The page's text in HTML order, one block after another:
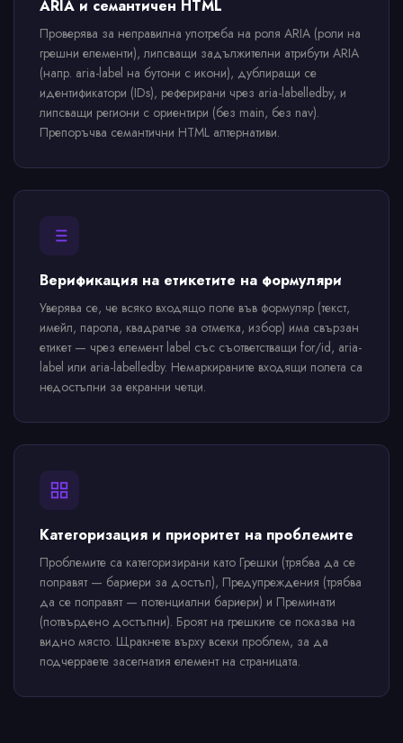
ARIA и семантичен HTML
Проверява за неправилна употреба на роля ARIA (роли на
грешни елементи), липсващи задължителни атрибути ARIA
(напр. aria-label на бутони с икони), дублиращи се
идентификатори (IDs), реферирани чрез aria-labelledby, и
липсващи региони с ориентири (без main, без nav).
Препоръчва семантични HTML алтернативи.
Верификация на етикетите на формуляри
Уверява се, че всяко входящо поле във формуляр (текст,
имейл, парола, квадратче за отметка, избор) има свързан
етикет — чрез елемент label със съответстващи for/id, aria-
label или aria-labelledby. Немаркираните входящи полета са
недостъпни за екранни четци.
Категоризация и приоритет на проблемите
Проблемите са категоризирани като Грешки (трябва да се
поправят — бариери за достъп), Предупреждения (трябва
да се поправят — потенциални бариери) и Преминати
(потвърдено достъпни). Броят на грешките се показва на
видно място. Щракнете върху всеки проблем, за да
подчерраете засегнатия елемент на страницата.